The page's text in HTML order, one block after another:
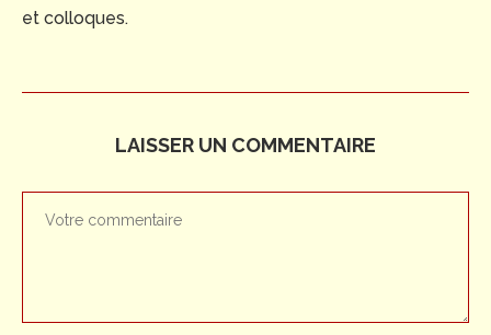
et colloques.
LAISSER UN COMMENTAIRE